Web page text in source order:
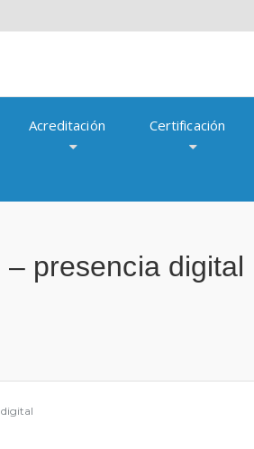
Acreditación Certificación
presencia digital
digital